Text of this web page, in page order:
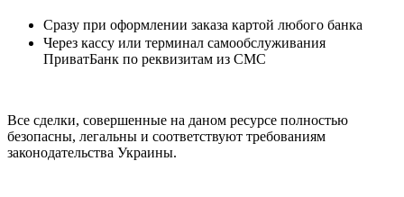
Сразу при оформлении заказа картой любого банка
Через кассу или терминал самообслуживания
ПриватБанк по реквизитам из СМС
Все сделки, совершенные на даном ресурсе полностью
безопасны, легальны и соответствуют требованиям
законодательства Украины.